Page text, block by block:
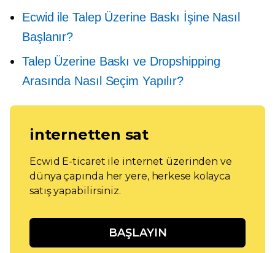
Ecwid ile Talep Üzerine Baskı İşine Nasıl
Başlanır?
Talep Üzerine Baskı ve Dropshipping
Arasında Nasıl Seçim Yapılır?
internetten sat
Ecwid E-ticaret ile internet üzerinden ve
dünya çapında her yere, herkese kolayca
satış yapabilirsiniz.
BAŞLAYIN